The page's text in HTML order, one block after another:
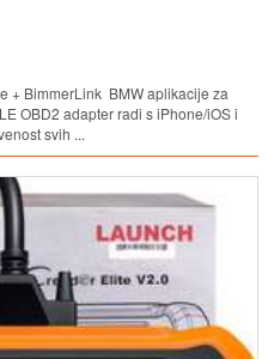
+ BimmerLink BMW aplikacije za
OBD2 adapter radi s iPhone/iOS i
svih ...